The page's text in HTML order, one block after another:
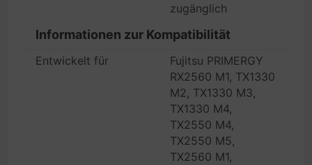
zugänglich
Informationen zur Kompatibilität
Entwickelt für
Fujitsu PRIMERGY
RX2560 M1, TX1330
M2, TX1330 M3,
TX1330 M4,
TX2550 M4,
TX2550 M5,
TX2560 M1,